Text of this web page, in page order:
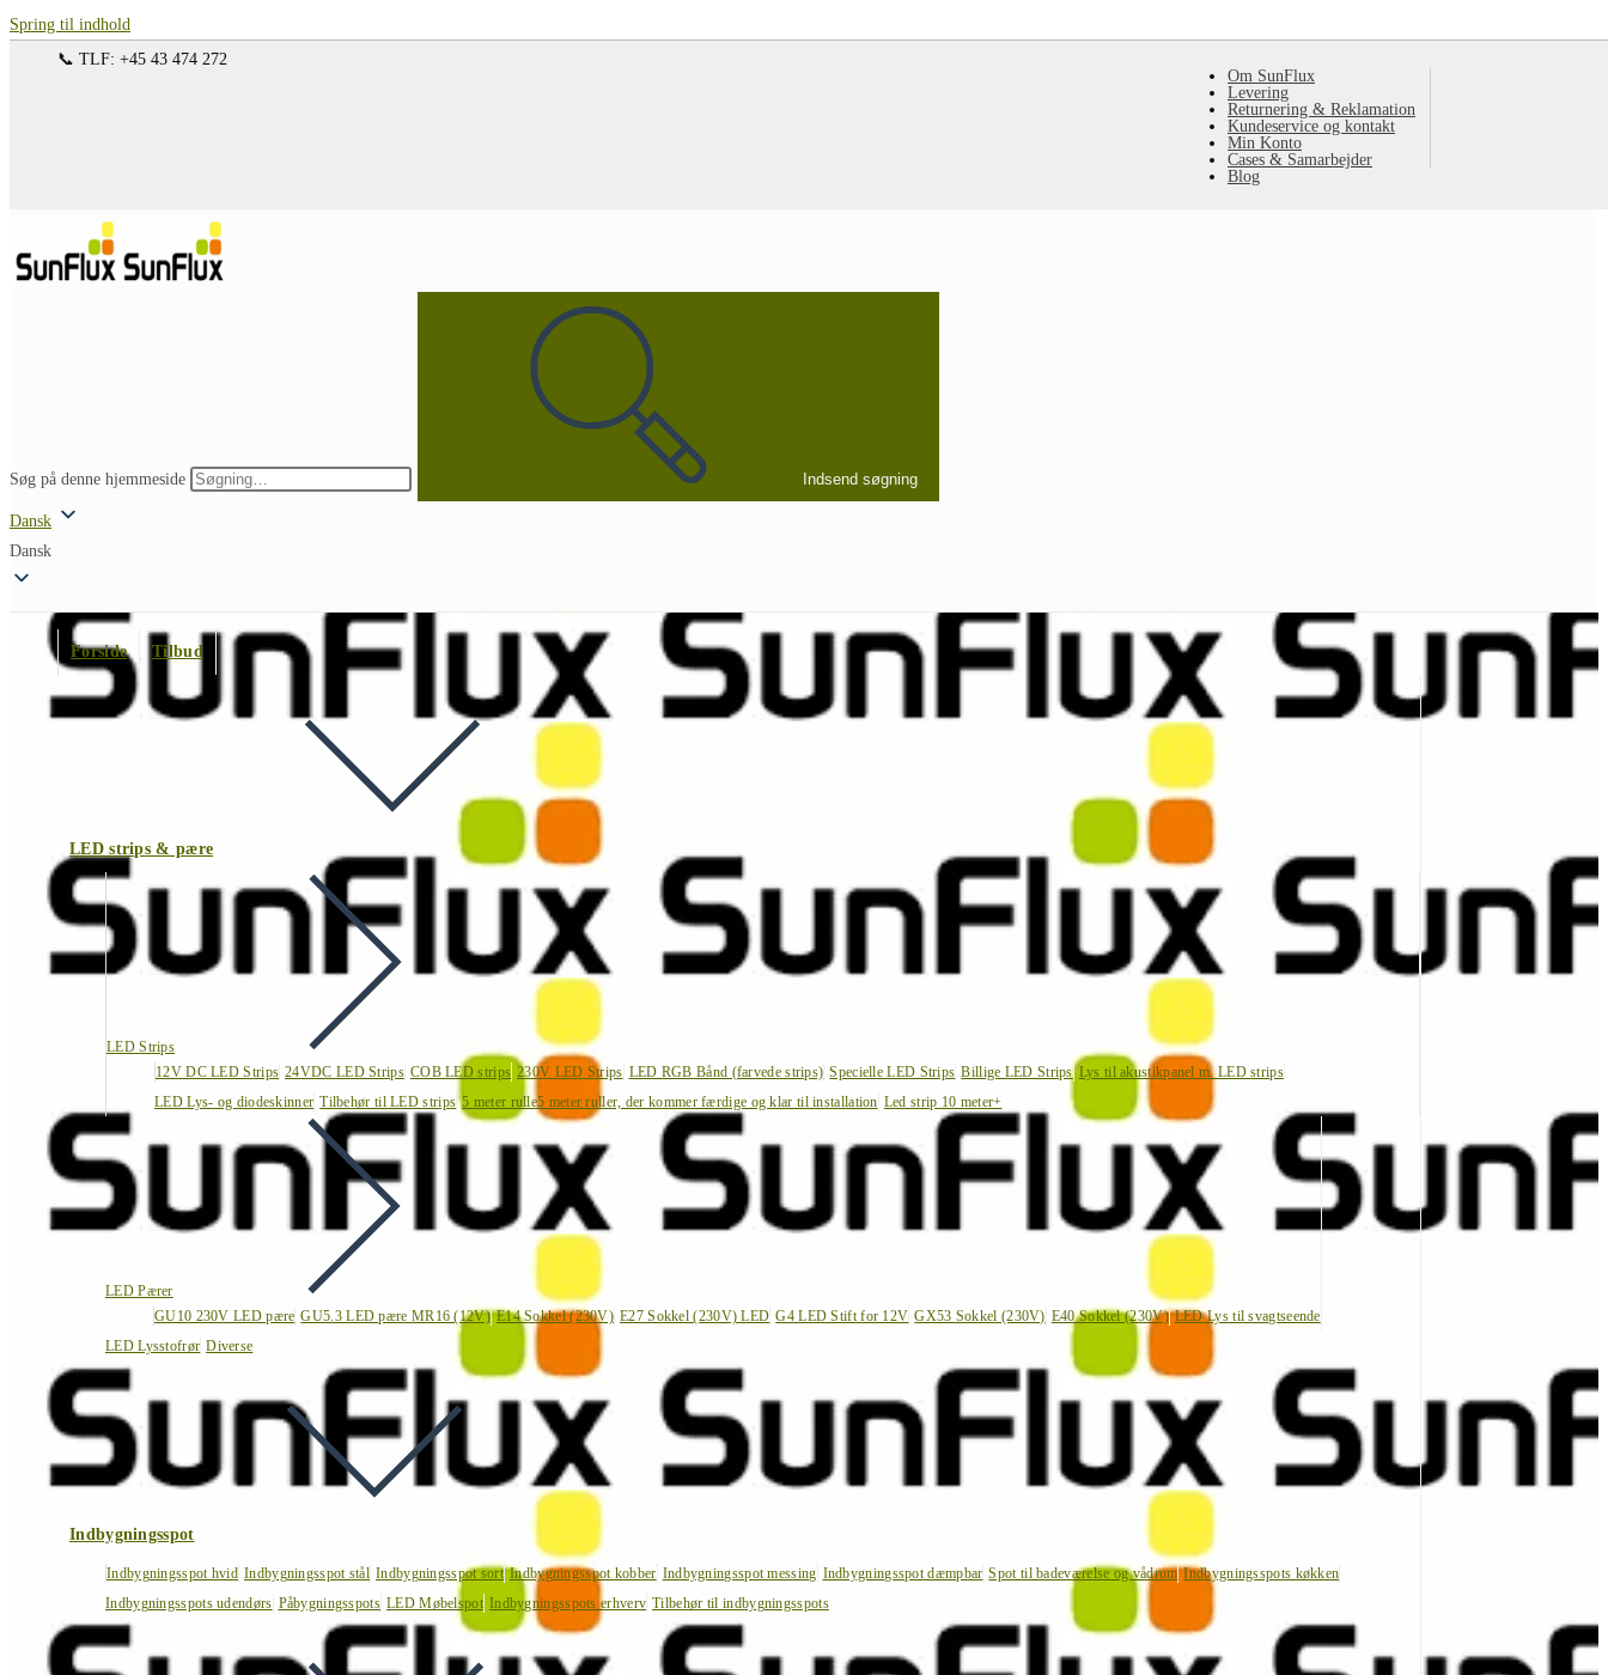
Spring til indhold
Om SunFlux
Levering
Returnering & Reklamation
Kundeservice og kontakt
Min Konto
Cases & Samarbejder
Blog
📞 TLF: +45 43 474 272
Søg på denne hjemmeside Indsend søgning
Dansk
Dansk
Forside Tilbud
LED strips & pære
LED Strips
12V DC LED Strips 24VDC LED Strips COB LED strips 230V LED Strips LED RGB Bånd (farvede strips) Specielle LED Strips Billige LED Strips Lys til akustikpanel m. LED strips
LED Lys- og diodeskinner Tilbehør til LED strips 5 meter rulle5 meter ruller, der kommer færdige og klar til installation Led strip 10 meter+
LED Pærer
GU10 230V LED pære GU5.3 LED pære MR16 (12V) E14 Sokkel (230V) E27 Sokkel (230V) LED G4 LED Stift for 12V GX53 Sokkel (230V) E40 Sokkel (230V) LED Lys til svagtseende
LED Lysstofrør Diverse
Indbygningsspot
Indbygningsspot hvid Indbygningsspot stål Indbygningsspot sort Indbygningsspot kobber Indbygningsspot messing Indbygningsspot dæmpbar Spot til badeværelse og vådrum Indbygningsspots køkken
Indbygningsspots udendørs Påbygningsspots LED Møbelspot Indbygningsspots erhverv Tilbehør til indbygningsspots